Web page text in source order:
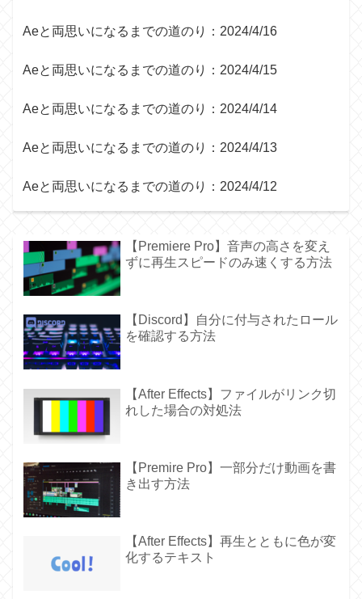
Aeと両思いになるまでの道のり：2024/4/16
Aeと両思いになるまでの道のり：2024/4/15
Aeと両思いになるまでの道のり：2024/4/14
Aeと両思いになるまでの道のり：2024/4/13
Aeと両思いになるまでの道のり：2024/4/12
【Premiere Pro】音声の高さを変え
ずに再生スピードのみ速くする方法
【Discord】自分に付与されたロール
を確認する方法
【After Effects】ファイルがリンク切
れした場合の対処法
【Premire Pro】一部分だけ動画を書
き出す方法
【After Effects】再生とともに色が変
化するテキスト